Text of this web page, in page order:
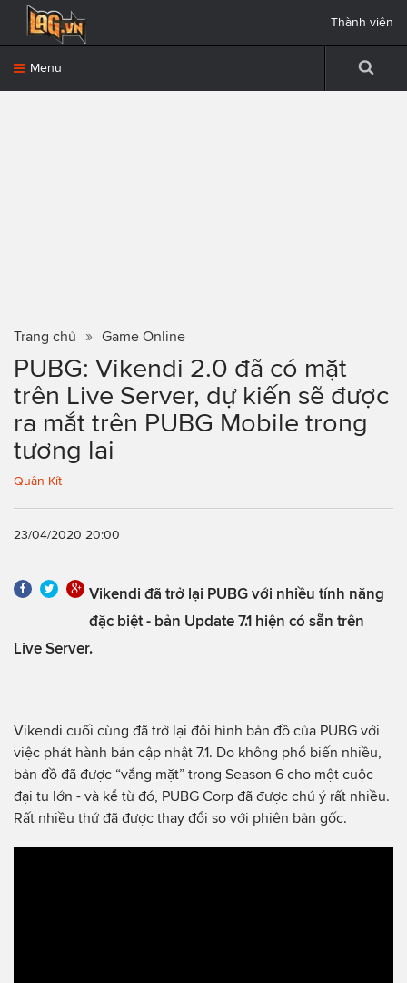
Menu
Thành viên
Trang chủ Game Online
PUBG: Vikendi 2.0 đã có mặt
trên Live Server, dự kiến sẽ được
ra mắt trên PUBG Mobile trong
tương lai
Quân Kít
23/04/2020 20:00
Vikendi đã trở lại PUBG với nhiều tính năng
đặc biệt - bản Update 7.1 hiện có sẵn trên
Live Server.
Vikendi cuối cùng đã trở lại đội hình bản đồ của PUBG với
việc phát hành bản cập nhật 7.1. Do không phổ biến nhiều,
bản đồ đã được “vắng mặt” trong Season 6 cho một cuộc
đại tu lớn - và kể từ đó, PUBG Corp đã được chú ý rất nhiều.
Rất nhiều thứ đã được thay đổi so với phiên bản gốc.